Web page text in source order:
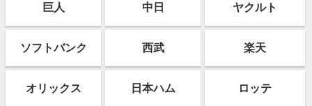
巨人 中日 ヤクルト
ソフトバンク 西武 楽天
オリックス 日本ハム ロッテ